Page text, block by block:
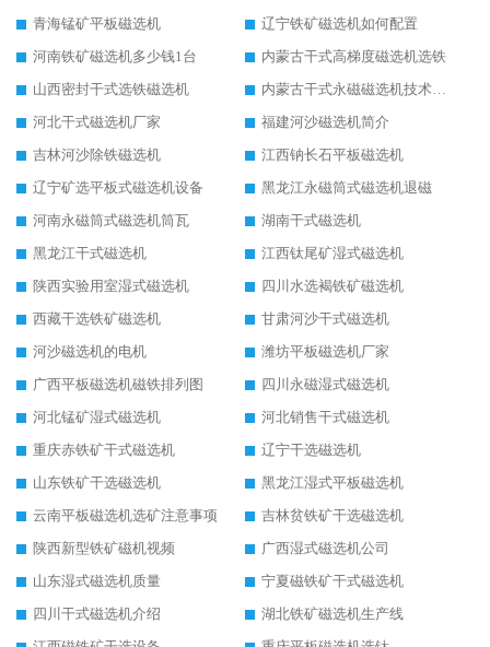
青海锰矿平板磁选机
辽宁铁矿磁选机如何配置
河南铁矿磁选机多少钱1台
内蒙古干式高梯度磁选机选铁
山西密封干式选铁磁选机
河北干式磁选机厂家
福建河沙磁选机简介
吉林河沙除铁磁选机
江西钠长石平板磁选机
辽宁矿选平板式磁选机设备
黑龙江永磁筒式磁选机退磁
河南永磁筒式磁选机筒瓦
湖南干式磁选机
黑龙江干式磁选机
江西钛尾矿湿式磁选机
陕西实验用室湿式磁选机
四川水选褐铁矿磁选机
西藏干选铁矿磁选机
甘肃河沙干式磁选机
河沙磁选机的电机
潍坊平板磁选机厂家
广西平板磁选机磁铁排列图
四川永磁湿式磁选机
河北锰矿湿式磁选机
河北销售干式磁选机
重庆赤铁矿干式磁选机
辽宁干选磁选机
山东铁矿干选磁选机
黑龙江湿式平板磁选机
云南平板磁选机选矿注意事项
吉林贫铁矿干选磁选机
陕西新型铁矿磁机视频
广西湿式磁选机公司
山东湿式磁选机质量
宁夏磁铁矿干式磁选机
四川干式磁选机介绍
湖北铁矿磁选机生产线